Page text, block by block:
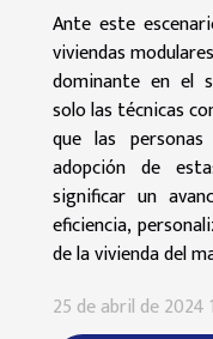
Ante este
viviendas
dominante en el
solo las técnicas
que las
adopción de
significar un
eficiencia,
de la vivienda del
25 de abril de 2024